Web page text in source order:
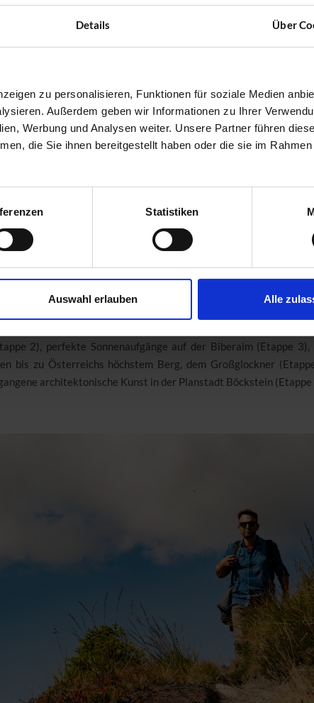
Details Über
zu personalisieren, Funktionen für soziale Medien
Außerdem geben wir Informationen zu Ihrer
Werbung und Analysen weiter. Unsere Partner führen
die Sie ihnen bereitgestellt haben oder die sie im
Statistiken
Auswahl erlauben Alle
Funkelndes Gold im
Kostbarkeit – vieles kann als Highlight bezeichnet werden –
im Angertal (Etappe 4): Im späten Mittelalter wurde
die damalige Edelmetallherstellung.
aus alten Zeiten
auch besondere Plätze entlang des Weges. So wie die
Mischwald. Im Gastein finden Entdecker auch charmante
2), perfekte Sonnenaufgänge auf der Biberalm (Etappe
bis zu Österreichs höchstem Berg, dem Großglockner
architektonische Kunst in der Planstadt Böckstein (Etappe